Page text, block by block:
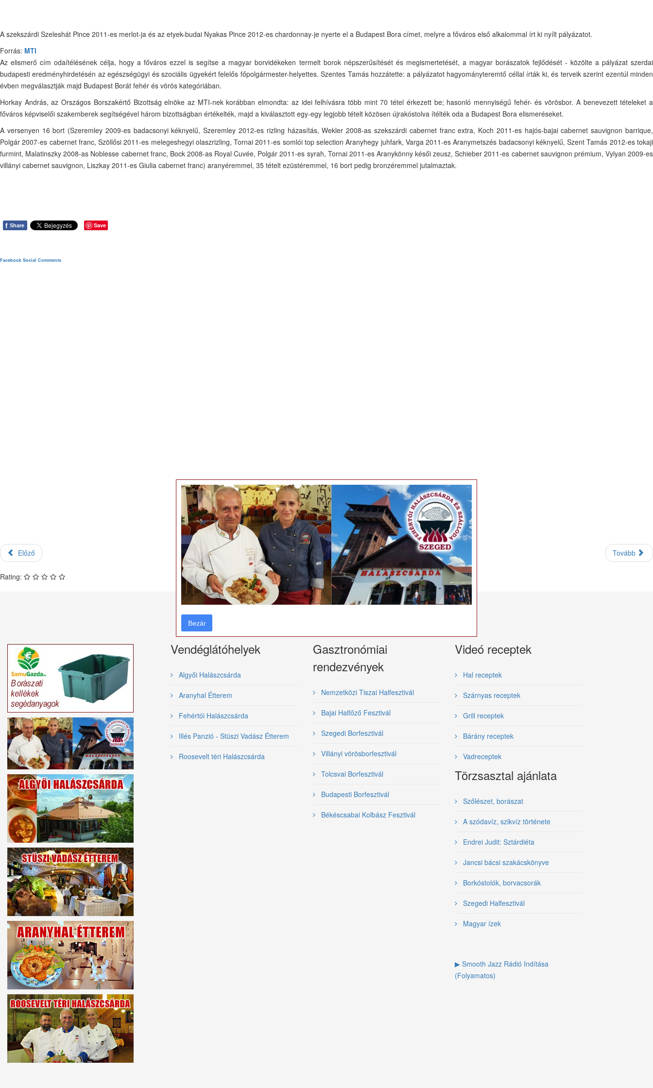
A szekszárdi Szeleshát Pince 2011-es merlot-ja és az etyek-budai Nyakas Pince 2012-es chardonnay-je nyerte el a Budapest Bora címet, melyre a főváros első alkalommal írt ki nyílt pályázatot.
Forrás: MTI
Az elismerő cím odaítélésének célja, hogy a főváros ezzel is segítse a magyar borvidékeken termelt borok népszerűsítését és megismertetését, a magyar borászatok fejlődését - közölte a pályázat szerdai
budapesti eredményhirdetésén az egészségügyi és szociális ügyekért felelős főpolgármester-helyettes. Szentes Tamás hozzátette: a pályázatot hagyományteremtő céllal írták ki, és terveik szerint ezentúl minden
évben megválasztják majd Budapest Borát fehér és vörös kategóriában.
Horkay András, az Országos Borszakértő Bizottság elnöke az MTI-nek korábban elmondta: az idei felhívásra több mint 70 tétel érkezett be; hasonló mennyiségű fehér- és vörösbor. A benevezett tételeket a
főváros képviselői szakemberek segítségével három bizottságban értékelték, majd a kiválasztott egy-egy legjobb tételt közösen újrakóstolva ítélték oda a Budapest Bora elismeréseket.
A versenyen 16 bort (Szeremley 2009-es badacsonyi kéknyelű, Szeremley 2012-es rizling házasítás, Wekler 2008-as szekszárdi cabernet franc extra, Koch 2011-es hajós-bajai cabernet sauvignon barrique,
Polgár 2007-es cabernet franc, Szöllősi 2011-es melegeshegyi olaszrizling, Tornai 2011-es somlói top selection Aranyhegy juhfark, Varga 2011-es Aranymetszés badacsonyi kéknyelű, Szent Tamás 2012-es tokaji
furmint, Malatinszky 2008-as Noblesse cabernet franc, Bock 2008-as Royal Cuvée, Polgár 2011-es syrah, Tornai 2011-es Aranykönny késői zeusz, Schieber 2011-es cabernet sauvignon prémium, Vylyan 2009-es
villányi cabernet sauvignon, Liszkay 2011-es Giulia cabernet franc) aranyéremmel, 35 tételt ezüstéremmel, 16 bort pedig bronzéremmel jutalmaztak.
f Share Save
Facebook Social Comments
Előző Tovább
Rating:
Vendéglátóhelyek
Algyői Halászcsárda
Aranyhal Étterem
Fehértói Halászcsárda
Illés Panzió - Stüszi Vadász Étterem
Roosevelt téri Halászcsárda
Gasztronómiai
rendezvények
Nemzetközi Tiszai Halfesztivál
Bajai Halfőző Fesztivál
Szegedi Borfesztivál
Villányi vörösborfesztivál
Tolcsvai Borfesztivál
Budapesti Borfesztivál
Békéscsabai Kolbász Fesztivál
Videó receptek
Hal receptek
Szárnyas receptek
Grill receptek
Bárány receptek
Vadreceptek
Törzsasztal ajánlata
Szőlészet, borászat
A szódavíz, szikvíz története
Endrei Judit: Sztárdiéta
Jancsi bácsi szakácskönyve
Borkóstolók, borvacsorák
Szegedi Halfesztivál
Magyar ízek
▶ Smooth Jazz Rádió Indítása
(Folyamatos)
×
Bezár
Bezár